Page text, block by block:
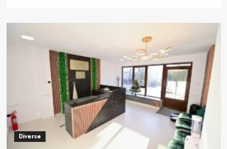
Diverse